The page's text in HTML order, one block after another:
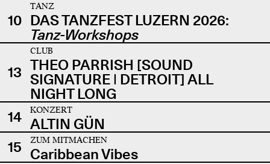
10
TANZ
DAS TANZFEST LUZERN 2026:
Tanz-Workshops
13
CLUB
THEO PARRISH [SOUND
SIGNATURE | DETROIT] ALL
NIGHT LONG
14
KONZERT
ALTIN GÜN
15
ZUM MITMACHEN
Caribbean Vibes